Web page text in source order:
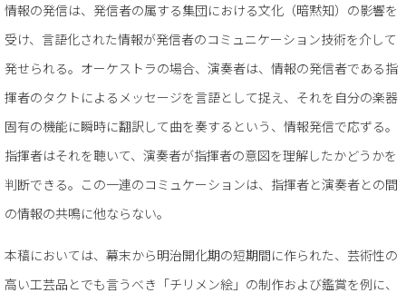
情報の発信は、発信者の属する集団における文化（暗黙知）の影響を
受け、言語化された情報が発信者のコミュニケーション技術を介して
発せられる。オーケストラの場合、演奏者は、情報の発信者である指
揮者のタクトによるメッセージを言語として捉え、それを自分の楽器
固有の機能に瞬時に翻訳して曲を奏するという、情報発信で応ずる。
指揮者はそれを聴いて、演奏者が指揮者の意図を理解したかどうかを
判断できる。この一連のコミュケーションは、指揮者と演奏者との間
の情報の共鳴に他ならない。
本稿においては、幕末から明治開化期の短期間に作られた、芸術性の
高い工芸品とでも言うべき「チリメン絵」の制作および鑑賞を例に、